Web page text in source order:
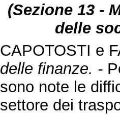
(Sezione 13 -
delle
CAPOTOSTI e
delle finanze. -
sono note le
settore dei